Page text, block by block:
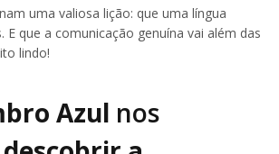
uma valiosa lição: que uma língua
E que a comunicação genuína vai além das
lindo!
Azul nos